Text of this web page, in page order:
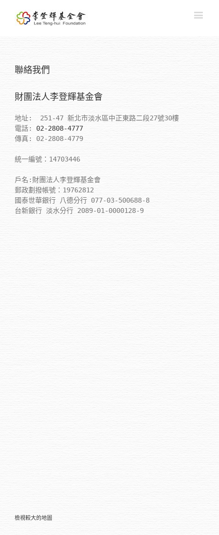
聯絡我們
財團法人李登輝基金會
地址:  251-47 新北市淡水區中正東路二段27號30樓
電話: 02-2808-4777
傳真: 02-2808-4779
統一編號：14703446
戶名:財團法人李登輝基金會
郵政劃撥帳號：19762812
國泰世華銀行 八德分行 077-03-500688-8
台新銀行 淡水分行 2089-01-0000128-9
檢視較大的地圖